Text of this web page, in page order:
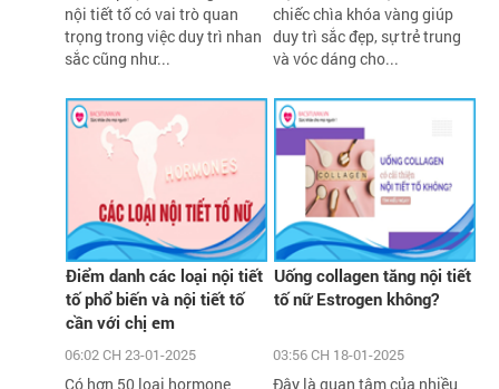
nội tiết tố có vai trò quan
trọng trong việc duy trì nhan
sắc cũng như...
chiếc chìa khóa vàng giúp
duy trì sắc đẹp, sự trẻ trung
và vóc dáng cho...
Điểm danh các loại nội tiết
tố phổ biến và nội tiết tố
cần với chị em
06:02 CH 23-01-2025
Có hơn 50 loại hormone
Uống collagen tăng nội tiết
tố nữ Estrogen không?
03:56 CH 18-01-2025
Đây là quan tâm của nhiều